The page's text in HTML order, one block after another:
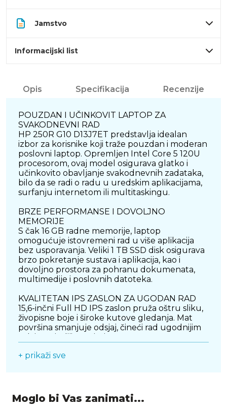
Jamstvo
Informacijski list
Opis Specifikacija Recenzije
POUZDAN I UČINKOVIT LAPTOP ZA
SVAKODNEVNI RAD
HP 250R G10 D13J7ET predstavlja idealan
izbor za korisnike koji traže pouzdan i moderan
poslovni laptop. Opremljen Intel Core 5 120U
procesorom, ovaj model osigurava glatko i
učinkovito obavljanje svakodnevnih zadataka,
bilo da se radi o radu u uredskim aplikacijama,
surfanju internetom ili multitaskingu.
BRZE PERFORMANSE I DOVOLJNO
MEMORIJE
S čak 16 GB radne memorije, laptop
omogućuje istovremeni rad u više aplikacija
bez usporavanja. Veliki 1 TB SSD disk osigurava
brzo pokretanje sustava i aplikacija, kao i
dovoljno prostora za pohranu dokumenata,
multimedije i poslovnih datoteka.
KVALITETAN IPS ZASLON ZA UGODAN RAD
15,6-inčni Full HD IPS zaslon pruža oštru sliku,
živopisne boje i široke kutove gledanja. Mat
površina smanjuje odsjaj, čineći rad ugodnijim
MODERAN DIZAJN I PRAKTIČNOST
Idealan je za rad u uredu, kod kuće ili na putu.
+ prikaži sve
Moglo bi Vas zanimati...